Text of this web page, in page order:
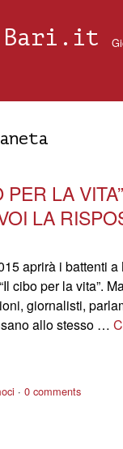
LA
LA
aprirà i battenti a
cibo per la vita”.
giornalisti,
allo stesso …
0 comments